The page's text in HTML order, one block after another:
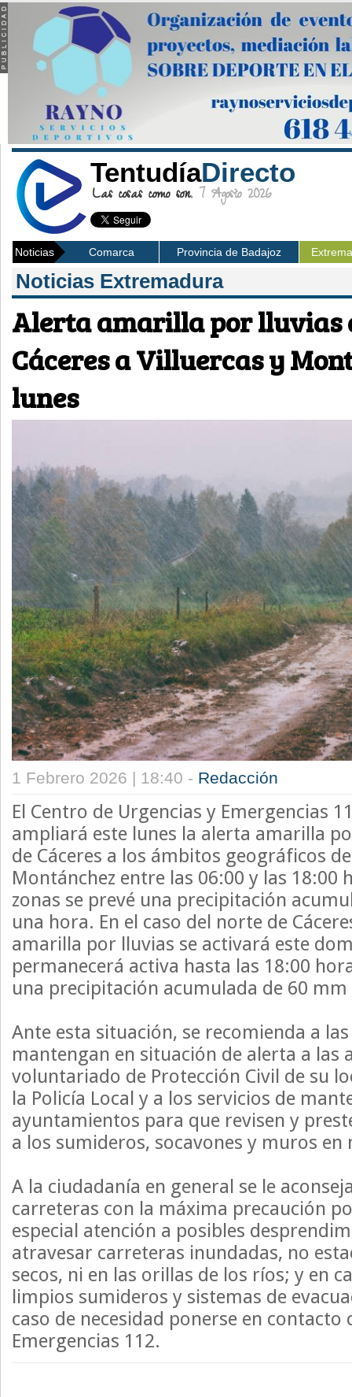
TentudíaDirecto
Las cosas como son. 7 Agosto 2026
Noticias Comarca Provincia de Badajoz
Noticias Extremadura
Alerta amarilla por lluvias
Cáceres a Villuercas y
lunes
1 Febrero 2026 | 18:40 - Redacción
El Centro de Urgencias y Emergencias
ampliará este lunes la alerta amarilla
de Cáceres a los ámbitos geográficos
Montánchez entre las 06:00 y las 18:00
zonas se prevé una precipitación
una hora. En el caso del norte de
amarilla por lluvias se activará este
permanecerá activa hasta las 18:00
una precipitación acumulada de 60 mm
Ante esta situación, se recomienda a
mantengan en situación de alerta a las
voluntariado de Protección Civil de su
la Policía Local y a los servicios de
ayuntamientos para que revisen y
a los sumideros, socavones y muros en
A la ciudadanía en general se le
carreteras con la máxima precaución
especial atención a posibles
atravesar carreteras inundadas, no
secos, ni en las orillas de los ríos; y en
limpios sumideros y sistemas de
caso de necesidad ponerse en contacto
Emergencias 112.